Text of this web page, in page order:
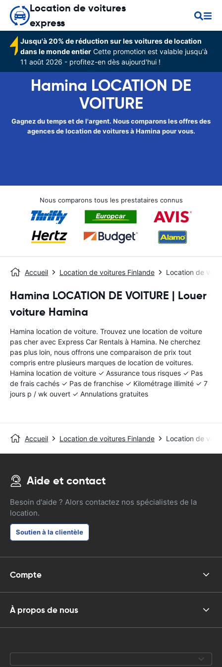
Location de voitures
express
Jusqu'à 20% de réduction sur les voitures de location
dans le monde entier Cette promotion est valable jusqu'à
11 août 2026 - profitez-en dès aujourd'hui !
Hamina LOCATION DE
VOITURE
Gagnez du temps et de l'argent. Nous comparons les offres des
agences de location de voitures à Hamina pour vous.
Nous comparons tous les prestataires connus
Accueil Location de voitures Finlande Location de
Hamina LOCATION DE VOITURE | Louer
voiture Hamina
Hamina location de voiture. Trouvez une location de voiture
pas cher avec Express Car Rentals à Hamina. Ne cherchez
pas plus loin, nous offrons une comparaison de prix tout
compris entre plusieurs marques de location de voitures.
Hamina location de voiture ✓ Assurance tous risques ✓ Pas
de frais cachés ✓ Pas de franchise ✓ Kilométrage illimité ✓ 7
jours p / wk ouvert ✓ Annulations gratuites
Accueil Location de voitures Finlande Location de
Aide et contact
Besoin d'aide ? Alors contactez nos spécialistes de la
location.
Soutien à la clientèle
Compte
À propos de nous